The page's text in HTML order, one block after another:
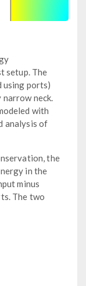
setup. The
using ports)
neck.
with
analysis of
the
in the
minus
The two